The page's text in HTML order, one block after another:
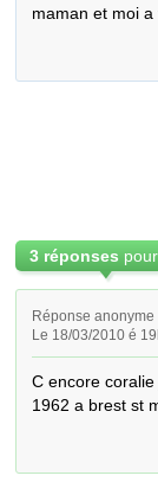
maman et moi
3 réponses
Réponse anonyme
Le 18/03/2010 é
C encore
1962 a brest st